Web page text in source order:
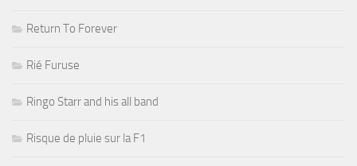
Return To Forever
Rié Furuse
Ringo Starr and his all band
Risque de pluie sur la F1